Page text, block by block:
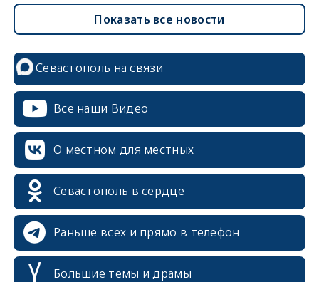
Показать все новости
Севастополь на связи
Все наши Видео
О местном для местных
Севастополь в сердце
Раньше всех и прямо в телефон
Большие темы и драмы